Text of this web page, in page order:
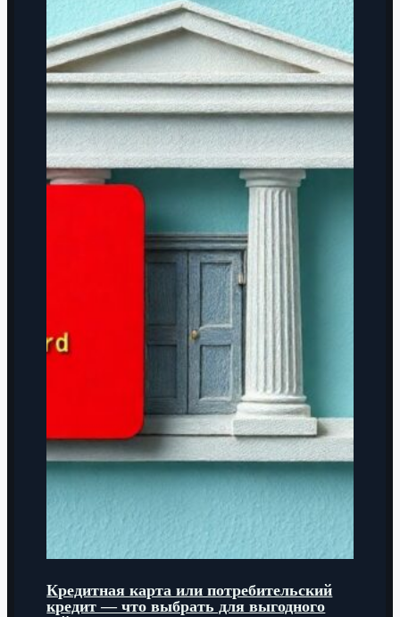
Кредитная карта или потребительский
кредит — что выбрать для выгодного